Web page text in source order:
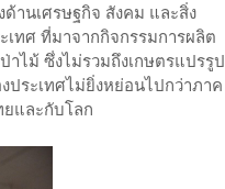
านเศรษฐกิจ สังคม และสิ่ง
ทศ ที่มาจากกิจกรรมการผลิต
าไม้ ซึ่งไม่รวมถึงเกษตรแปรรูป
ระเทศไม่ยิ่งหย่อนไปกว่าภาค
และกับโลก